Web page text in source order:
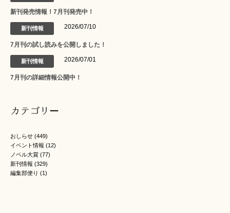
新刊発売情報！7月刊発売中！
新刊情報 2026/07/10
7月刊の試し読みを公開しました！
新刊情報 2026/07/01
7月刊の詳細情報公開中！
カテゴリー
おしらせ (449)
イベント情報 (12)
ノベル大賞 (77)
新刊情報 (329)
編集部便り (1)